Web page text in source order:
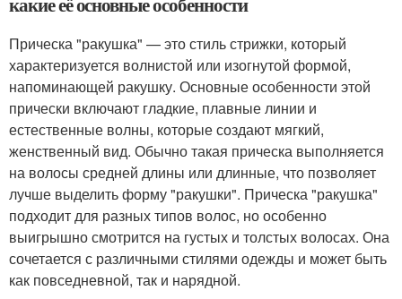
Прическа "ракушка" — это стиль стрижки, который
характеризуется волнистой или изогнутой формой,
напоминающей ракушку. Основные особенности этой
прически включают гладкие, плавные линии и
естественные волны, которые создают мягкий,
женственный вид. Обычно такая прическа выполняется
на волосы средней длины или длинные, что позволяет
лучше выделить форму "ракушки". Прическа "ракушка"
подходит для разных типов волос, но особенно
выигрышно смотрится на густых и толстых волосах. Она
сочетается с различными стилями одежды и может быть
как повседневной, так и нарядной.